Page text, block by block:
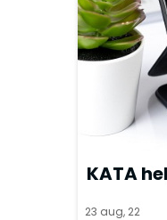
KATA
23 aug, 22